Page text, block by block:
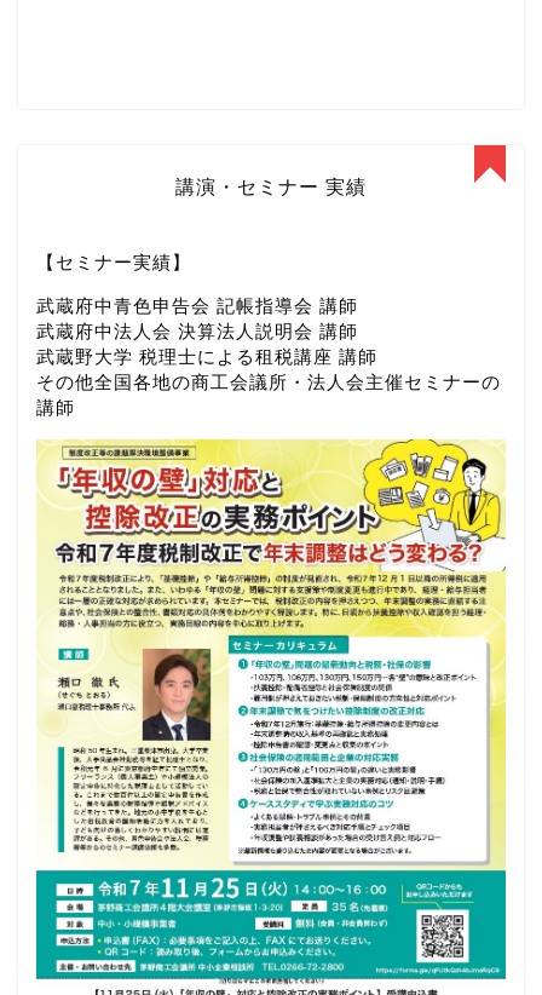
講演・セミナー 実績
【セミナー実績】
武蔵府中青色申告会 記帳指導会 講師
武蔵府中法人会 決算法人説明会 講師
武蔵野大学 税理士による租税講座 講師
その他全国各地の商工会議所・法人会主催セミナーの
講師